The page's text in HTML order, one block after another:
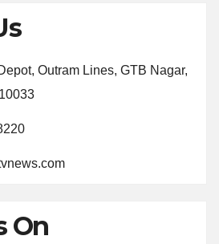
Outram Lines, GTB Nagar,
On